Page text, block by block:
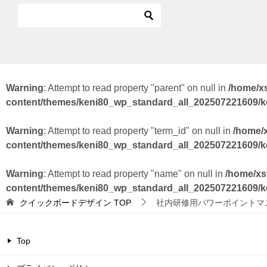
Warning: Attempt to read property "parent" on null in /home/
content/themes/keni80_wp_standard_all_202507221609/
Warning: Attempt to read property "term_id" on null in /home/
content/themes/keni80_wp_standard_all_202507221609/
Warning: Attempt to read property "name" on null in /home/
content/themes/keni80_wp_standard_all_202507221609/
クイックボードデザイン TOP 社内研修用パワーポイント
Top